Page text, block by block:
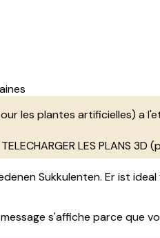
les plantes artificielles) a
TELECHARGER LES PLANS
Sukkulenten. Er ist
s'affiche parce que